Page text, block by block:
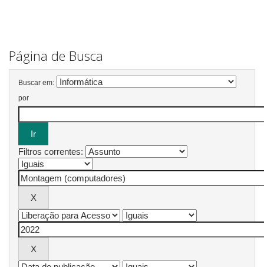
Página de Busca
Buscar em:
por
Filtros correntes: